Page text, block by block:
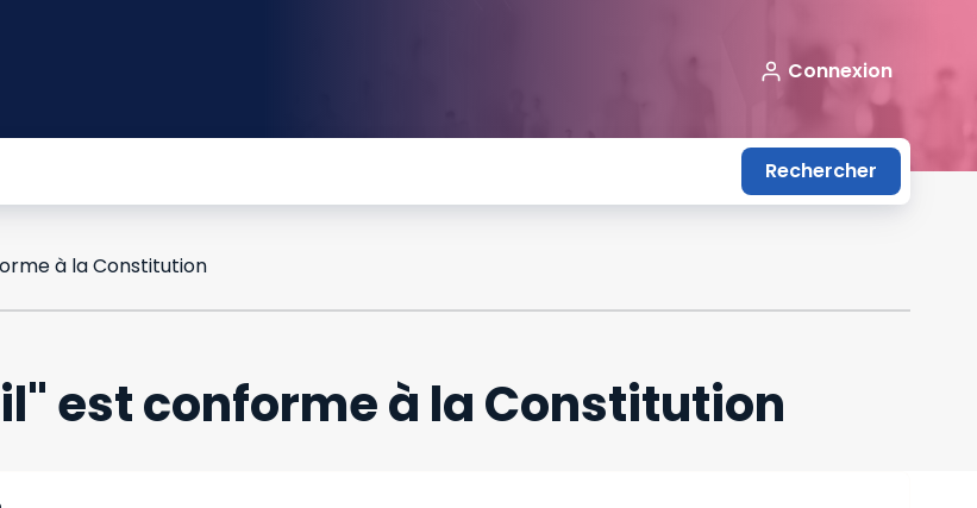
Connexion
Rechercher
à la Constitution
est conforme à la Constitution